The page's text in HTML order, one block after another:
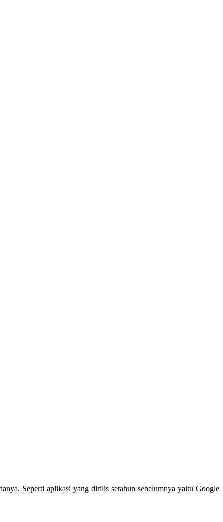
Seperti aplikasi yang dirilis setahun sebelumnya yaitu Google